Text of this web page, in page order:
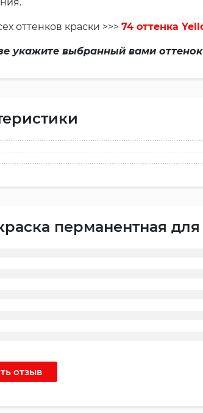
оттенков краски >>> 74 оттенка
укажите выбранный вами
перманентная